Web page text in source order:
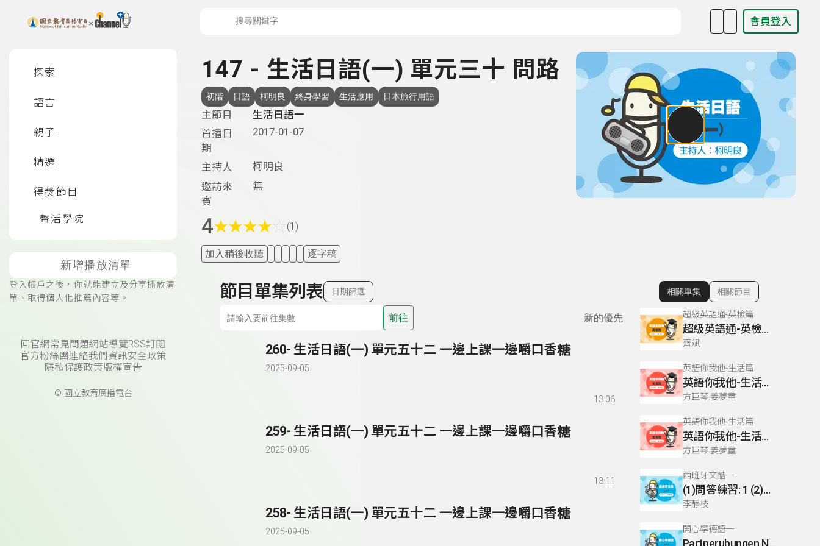
上方功能區塊 會員登入
探索
語言
親子
精選
得獎節目
聲活學院
新增播放清單
登入帳戶之後，你就能建立及分享播放清
單、取得個人化推薦內容等。
回官網常見問題網站導覽RSS訂閱
官方粉絲團連絡我們 資訊安全政策
隱私保護政策版權宣告
© 國立教育廣播電台
147 - 生活日語(一) 單元三十 問路
初階 日語 柯明良 終身學習 生活應用 日本旅行用語
主節目
生活日語一
首播日
期
2017-01-07
主持人
柯明良
邀訪來
賓
無
4★★★★ (1)
加入稍後收聽 逐字稿
節目單集列表 日期篩選
前往 新的優先
260- 生活日語(一) 單元五十二 一邊上課一邊嚼口香糖
2025-09-05
13:06
259- 生活日語(一) 單元五十二 一邊上課一邊嚼口香糖
2025-09-05
13:11
258- 生活日語(一) 單元五十二 一邊上課一邊嚼口香糖
2025-09-05
顯示相關單集
相關單集 相關節目
超級英語通-英檢篇
超級英語通-英檢篇 084 Cloze Test/段落填空-14
齊斌
英語你我他-生活篇
英語你我他-生活篇 71 天氣預報
方巨琴.姜夢童
英語你我他-生活篇
英語你我他-生活篇 28 請同事代接電話(1)
方巨琴.姜夢童
西班牙文酷一
(1)問答練習: 1 (2)問答練習: 2 (第1到3題) (3)實用短句單元 (Hablando en plata)- 火車篇 (II)
李靜枝
開心學德語一
Partnerubungen Nr. 1-8 (2)、聽力練習